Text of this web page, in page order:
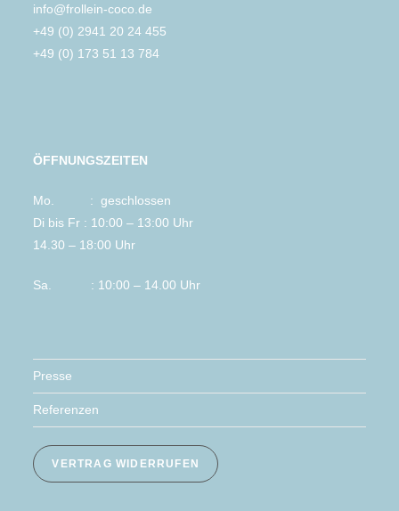
info@frollein-coco.de
+49 (0) 2941 20 24 455
+49 (0) 173 51 13 784
ÖFFNUNGSZEITEN
Mo. : geschlossen
Di bis Fr : 10:00 – 13:00 Uhr
14.30 – 18:00 Uhr
Sa. : 10:00 – 14.00 Uhr
Presse
Referenzen
VERTRAG WIDERRUFEN